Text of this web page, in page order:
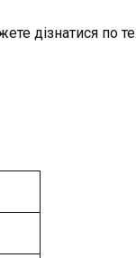
дізнатися по